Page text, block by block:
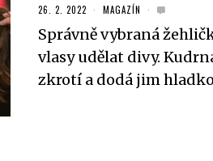
26. 2. 2022 MAGAZÍN
Správně vybraná
vlasy udělat divy.
zkrotí a dodá jim